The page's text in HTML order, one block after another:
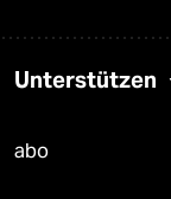
Unterstützen
abo